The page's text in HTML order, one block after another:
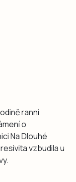
ranní
o
Na Dlouhé
vzbudila u